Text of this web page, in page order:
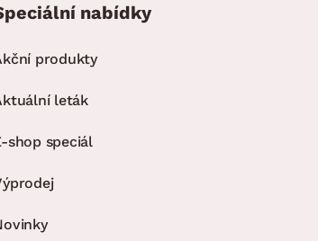
nabídky
produkty
leták
shop speciál